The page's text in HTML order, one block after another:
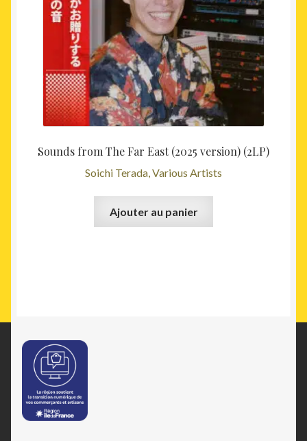
Sounds from The Far East (2025 version) (2LP)
Soichi Terada, Various Artists
Ajouter au panier